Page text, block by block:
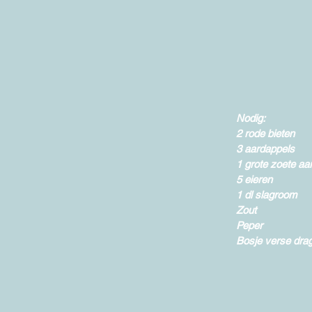
Nodig:
2 rode bieten
3 aardappels
1 grote zoete
5 eieren
1 dl slagroom
Zout
Peper
Bosje verse